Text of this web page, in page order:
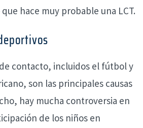
hace muy probable una LCT.
contacto, incluidos el fútbol y
son las principales causas
hay mucha controversia en
de los niños en